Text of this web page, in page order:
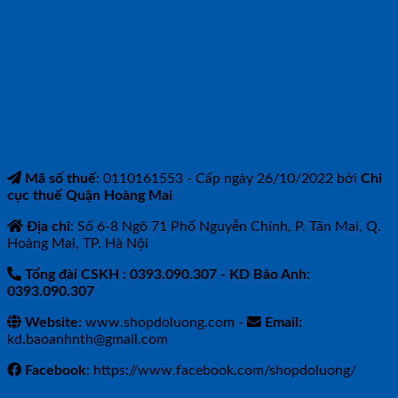
Mã số thuế: 0110161553 - Cấp ngày 26/10/2022 bởi Chi
cục thuế Quận Hoàng Mai
Địa chỉ: Số 6-8 Ngõ 71 Phố Nguyễn Chính, P. Tân Mai, Q.
Hoàng Mai, TP. Hà Nội
Tổng đài CSKH : 0393.090.307 - KD Bảo Anh:
0393.090.307
Website: www.shopdoluong.com -
Email:
kd.baoanhnth@gmail.com
Facebook: https://www.facebook.com/shopdoluong/